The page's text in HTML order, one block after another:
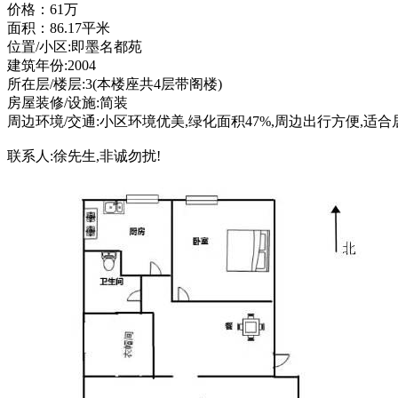
价格：61万
面积：86.17平米
位置/小区:即墨名都苑
建筑年份:2004
所在层/楼层:3(本楼座共4层带阁楼)
房屋装修/设施:简装
周边环境/交通:小区环境优美,绿化面积47%,周边出行方便,适合
联系人:徐先生,非诚勿扰!